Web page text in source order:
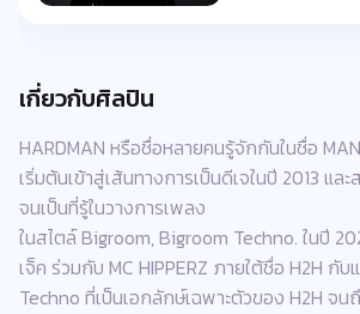
เกี่ยวกับศิลปิน
HARDMAN หรือชื่อหลายคนรู้จักกันในชื่อ MAN
เริ่มต้นเข้าสู่เส้นทางการเป็นดีเจในปี 2013 แล
จนเป็นที่รู้ในวางการเพลง
ในสไตล์ Bigroom, Bigroom Techno. ในปี
เจ็ค ร่วมกับ MC HIPPERZ ภายใต้ชื่อ H2H กั
Techno ที่เป็นเอกลักษ์เฉพาะตัวของ H2H จ